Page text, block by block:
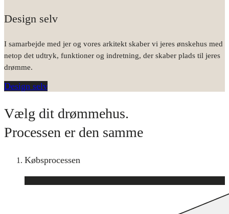
Design selv
I samarbejde med jer og vores arkitekt skaber vi jeres ønskehus med
netop det udtryk, funktioner og indretning, der skaber plads til jeres
drømme.
Design selv
Vælg dit drømmehus.
Processen er den samme
Købsprocessen